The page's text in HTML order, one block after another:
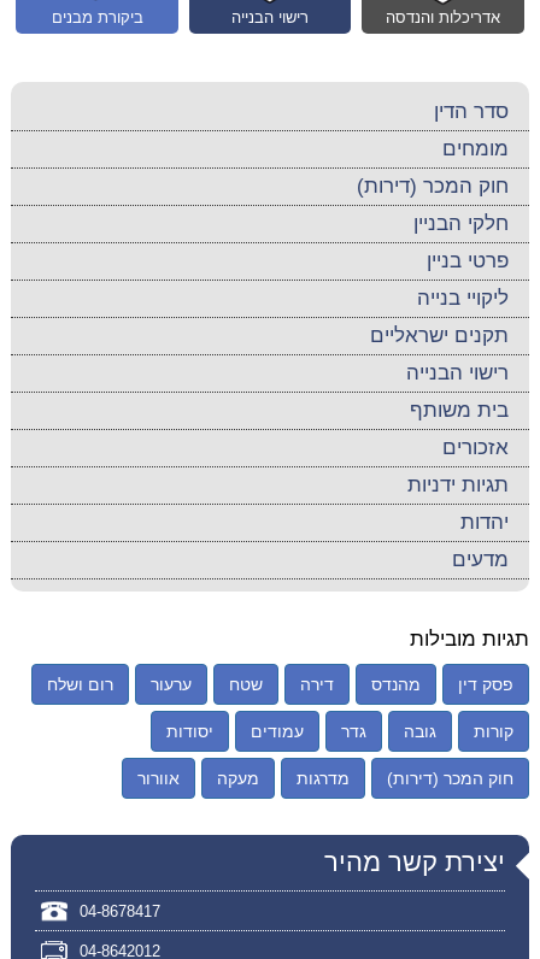
ביקורת מבנים רישוי הבנייה אדריכלות והנדסה
סדר הדין
מומחים
חוק המכר (דירות)
חלקי הבניין
פרטי בניין
ליקויי בנייה
תקנים ישראליים
רישוי הבנייה
בית משותף
אזכורים
תגיות ידניות
יהדות
מדעים
תגיות מובילות
פסק דין מהנדס דירה שטח ערעור רום ושלח
קורות גובה גדר עמודים יסודות
חוק המכר (דירות) מדרגות מעקה אוורור
יצירת קשר מהיר
04-8678417
04-8642012